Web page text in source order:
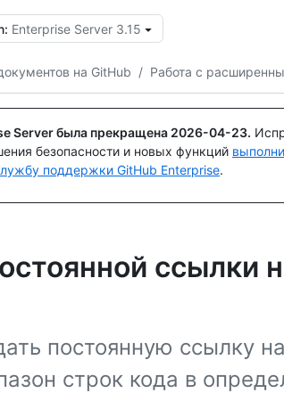
Enterprise Server 3.15
на GitHub / Работа с
Server была прекращена 2026-04-23.
безопасности и новых функций
поддержки GitHub Enterprise.
ссылки
постоянную ссылку
строк кода в